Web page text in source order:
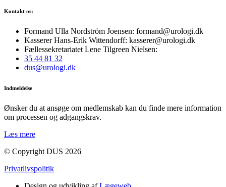
Kontakt os:
Formand Ulla Nordström Joensen: formand@urologi.dk
Kasserer Hans-Erik Wittendorff: kasserer@urologi.dk
Fællessekretariatet Lene Tilgreen Nielsen:
35 44 81 32
dus@urologi.dk
Indmeldelse
Ønsker du at ansøge om medlemskab kan du finde mere information
om processen og adgangskrav.
Læs mere
© Copyright DUS 2026
Privatlivspolitik